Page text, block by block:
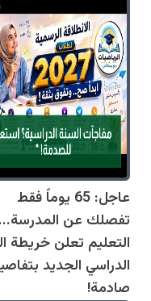
عاجل: 65 يوماً فقط
تفصلك عن المدرسة...
التعليم تعلن خريطة
الدراسي الجديد
صادمة!